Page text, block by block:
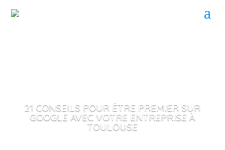
21 CONSEILS POUR ÊTRE PREMIER SUR
GOOGLE AVEC VOTRE ENTREPRISE À
TOULOUSE